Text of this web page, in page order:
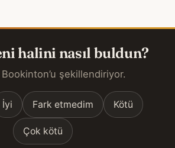
halini nasıl buldun?
şekillendiriyor.
İyi Fark etmedim Kötü
Çok kötü